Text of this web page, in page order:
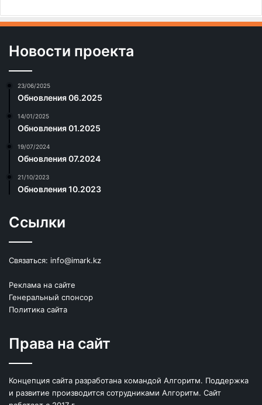
Новости проекта
23/06/2025
Обновления 06.2025
14/01/2025
Обновления 01.2025
19/07/2024
Обновления 07.2024
21/10/2023
Обновления 10.2023
Ссылки
Связаться: info@imark.kz
Реклама на сайте
Генеральный спонсор
Политика сайта
Права на сайт
Концепция сайта разработана командой Алгоритм. Поддержка
и развитие производится сотрудниками Алгоритм. Сайт